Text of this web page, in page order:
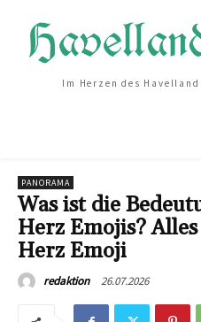
Im Herzen des
PANORAMA
Was ist die
Herz Emojis?
Herz Emoji
redaktion 26.07.2026